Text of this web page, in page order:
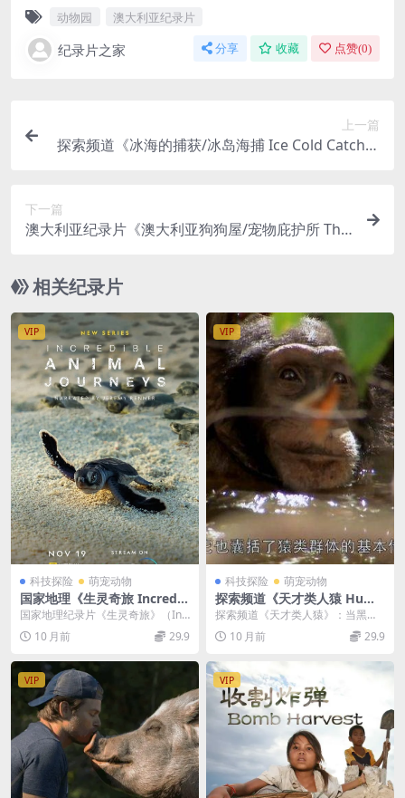
动物园 澳大利亚纪录片
纪录片之家 分享 收藏 点赞(0)
上一篇
探索频道《冰海的捕获/冰岛海捕 Ice Cold Catch》
下一篇
澳大利亚纪录片《澳大利亚狗狗屋/宠物庇护所 The
中英双字 1080P/MKV/36G
相关纪录片
VIP
科技探险 萌宠动物
国家地理《生灵奇旅 Incredib
le Animal Journeys 2023》
全7集 多国语言多国字幕 无水
印纯净版 720P/MKV/17.2G
国家地理纪录片《生灵奇旅》（Inc
redible Animal Journeys...
10 月前 29.9
VIP
科技探险 萌宠动物
探索频道《天才类人猿 Huma
n Ape 2008》英语中字 BTV
引进版 1080i/TS/2.85GB 揭
秘类人猿
探索频道《天才类人猿》：当黑猩
猩挑战“人类中心主义” “人类与黑猩
猩的基因差异仅...
10 月前 29.9
VIP VIP